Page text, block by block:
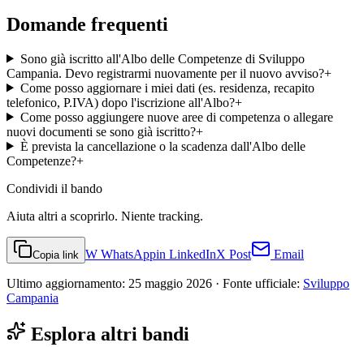
Domande frequenti
Sono già iscritto all'Albo delle Competenze di Sviluppo
Campania. Devo registrarmi nuovamente per il nuovo avviso?+
Come posso aggiornare i miei dati (es. residenza, recapito
telefonico, P.IVA) dopo l'iscrizione all'Albo?+
Come posso aggiungere nuove aree di competenza o allegare
nuovi documenti se sono già iscritto?+
È prevista la cancellazione o la scadenza dall'Albo delle
Competenze?+
Condividi il bando
Aiuta altri a scoprirlo. Niente tracking.
Copia link W WhatsAppin LinkedInX Post Email
Ultimo aggiornamento: 25 maggio 2026 · Fonte ufficiale: Sviluppo
Campania
Esplora altri bandi